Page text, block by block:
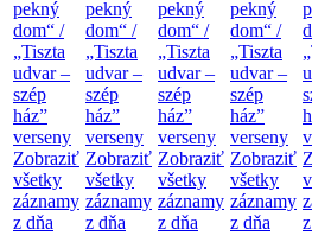
pekný
dom“ /
„Tiszta
udvar –
szép
ház”
verseny
Zobraziť
všetky
záznamy
z dňa
pekný
dom“ /
„Tiszta
udvar –
szép
ház”
verseny
Zobraziť
všetky
záznamy
z dňa
pekný
dom“ /
„Tiszta
udvar –
szép
ház”
verseny
Zobraziť
všetky
záznamy
z dňa
pekný
dom“ /
„Tiszta
udvar –
szép
ház”
verseny
Zobraziť
všetky
záznamy
z dňa